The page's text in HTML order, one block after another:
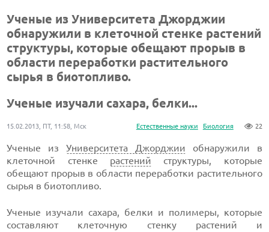
Ученые из Университета Джорджии
обнаружили в клеточной стенке растений
структуры, которые обещают прорыв в
области переработки растительного
сырья в биотопливо.
Ученые изучали сахара, белки...
Естественные науки Биология 22
15.02.2013, ПТ, 11:58, Мск
Ученые изУниверситета Джорджии обнаружили в
клеточной стенке растений структуры, которые
обещают прорыв в области переработки растительного
сырья в биотопливо.
Ученые изучали сахара, белки и полимеры, которые
составляют клеточную стенку растений и